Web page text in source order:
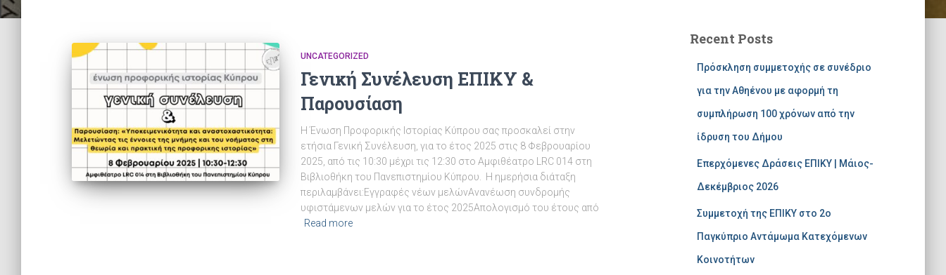
UNCATEGORIZED
Γενική Συνέλευση ΕΠΙΚΥ &
Παρουσίαση
Η Ένωση Προφορικής Ιστορίας Κύπρου σας προσκαλεί στην
ετήσια Γενική Συνέλευση, για το έτος 2025 στις 8 Φεβρουαρίου
2025, από τις 10:30 μέχρι τις 12:30 στο Αμφιθέατρο LRC 014 στη
Βιβλιοθήκη του Πανεπιστημίου Κύπρου. Η ημερήσια διάταξη
περιλαμβάνει:Εγγραφές νέων μελώνΑνανέωση συνδρομής
υφιστάμενων μελών για το έτος 2025Απολογισμό του έτους από
Read more
Recent Posts
Πρόσκληση συμμετοχής σε συνέδριο
για την Αθηένου με αφορμή τη
συμπλήρωση 100 χρόνων από την
ίδρυση του Δήμου
Επερχόμενες Δράσεις ΕΠΙΚΥ | Μάιος-
Δεκέμβριος 2026
Συμμετοχή της ΕΠΙΚΥ στο 2ο
Παγκύπριο Αντάμωμα Κατεχόμενων
Κοινοτήτων